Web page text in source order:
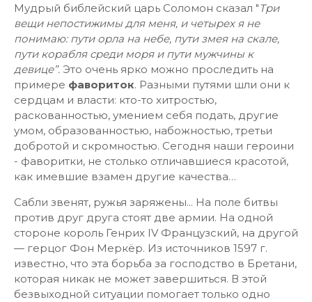
Мудрый библейский царь Соломон сказал "Три
вещи непостижимы для меня, и четырех я не
понимаю: пути орла на небе, пути змея на скале,
пути корабля среди моря и пути мужчины к
девице”. Это очень ярко можно проследить на
примере фавориток. Разными путями шли они к
сердцам и власти: кто-то хитростью,
раскованностью, умением себя подать, другие
умом, образованностью, набожностью, третьи
добротой и скромностью. Сегодня наши героини
- фаворитки, не столько отличавшиеся красотой,
как имевшие взамен другие качества…
Сабли звенят, ружья заряжены... На поле битвы
против друг друга стоят две армии. На одной
стороне король Генрих IV Французский, на другой
— герцог Фон Меркёр. Из источников 1597 г.
известно, что эта борьба за господство в Бретани,
которая никак не может завершиться. В этой
безвыходной ситуации помогает только одно